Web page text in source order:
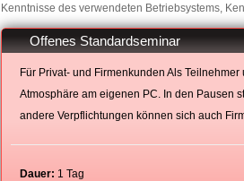
Kenntnisse des verwendeten Betriebsystems,
Offenes Standardseminar
Für Privat- und Firmenkunden Als
Atmosphäre am eigenen PC. In den Pausen
andere Verpflichtungen können sich auch
Dauer: 1 Tag